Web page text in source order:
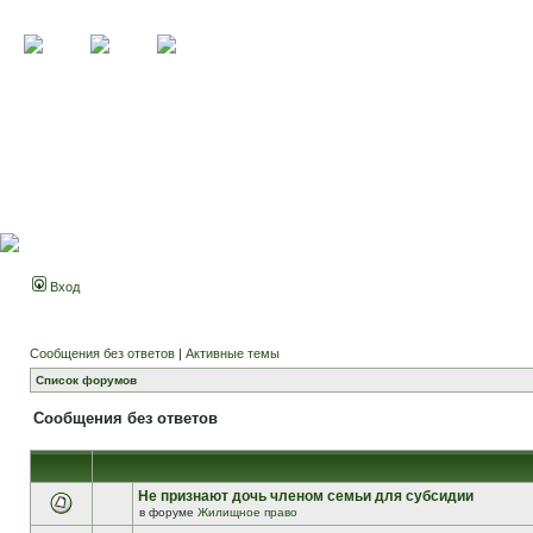
Вход
Сообщения без ответов | Активные темы
Список форумов
Сообщения без ответов
Не признают дочь членом семьи для субсидии
в форуме Жилищное право